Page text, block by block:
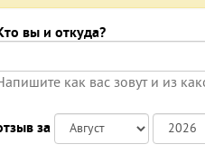
вы и откуда?
как вас зовут и из
за